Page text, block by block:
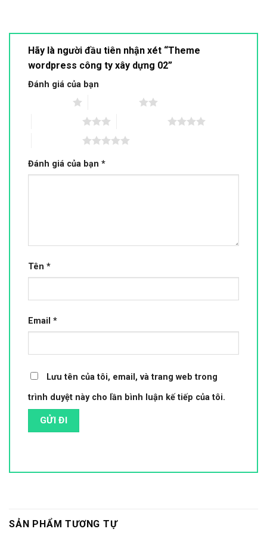
Hãy là người đầu tiên nhận xét “Theme
wordpress công ty xây dựng 02”
Đánh giá của bạn
Đánh giá của bạn *
Tên *
Email *
Lưu tên của tôi, email, và trang web trong
trình duyệt này cho lần bình luận kế tiếp của tôi.
SẢN PHẨM TƯƠNG TỰ